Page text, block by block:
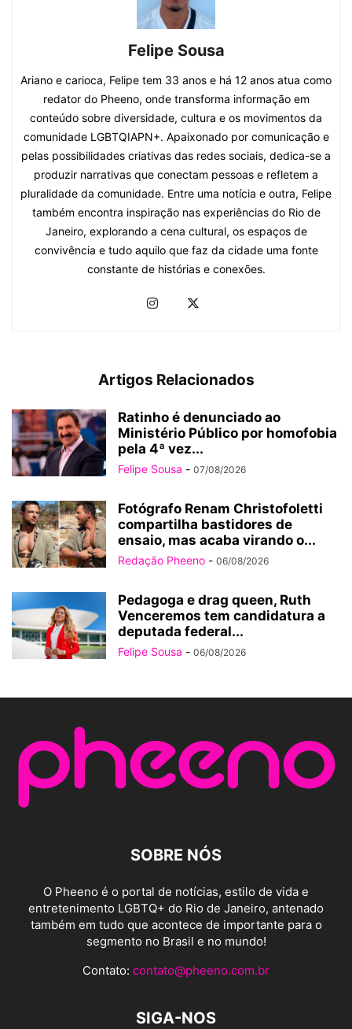
Felipe Sousa
Ariano e carioca, Felipe tem 33 anos e há 12 anos atua como
redator do Pheeno, onde transforma informação em
conteúdo sobre diversidade, cultura e os movimentos da
comunidade LGBTQIAPN+. Apaixonado por comunicação e
pelas possibilidades criativas das redes sociais, dedica-se a
produzir narrativas que conectam pessoas e refletem a
pluralidade da comunidade. Entre uma notícia e outra, Felipe
também encontra inspiração nas experiências do Rio de
Janeiro, explorando a cena cultural, os espaços de
convivência e tudo aquilo que faz da cidade uma fonte
constante de histórias e conexões.
Artigos Relacionados
Ratinho é denunciado ao
Ministério Público por homofobia
pela 4ª vez...
Felipe Sousa - 07/08/2026
Fotógrafo Renam Christofoletti
compartilha bastidores de
ensaio, mas acaba virando o...
Redação Pheeno - 06/08/2026
Pedagoga e drag queen, Ruth
Venceremos tem candidatura a
deputada federal...
Felipe Sousa - 06/08/2026
SOBRE NÓS
O Pheeno é o portal de notícias, estilo de vida e
entretenimento LGBTQ+ do Rio de Janeiro, antenado
também em tudo que acontece de importante para o
segmento no Brasil e no mundo!
Contato: contato@pheeno.com.br
SIGA-NOS